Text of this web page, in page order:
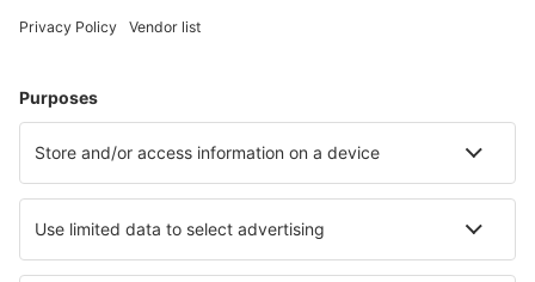
Unterkunft in Swieradow Zdroj Unterkunft in Mrzezyno
Die besten Unterkünfte - Städte
Unterkunft in Torchiarolo Unterkunft in Pylypets